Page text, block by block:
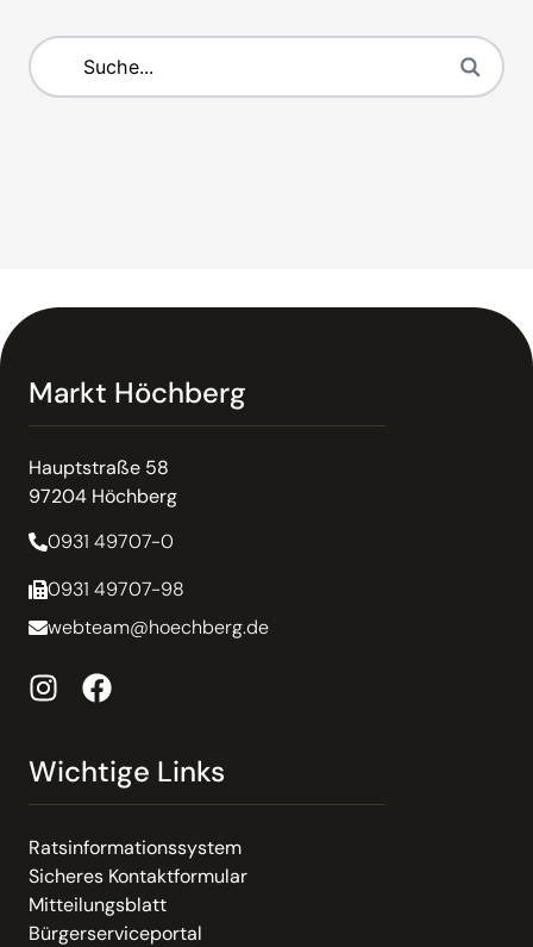
Markt Höchberg
Hauptstraße 58
97204 Höchberg
0931 49707-0
0931 49707-98
webteam@hoechberg.de
Wichtige Links
Ratsinformationssystem
Sicheres Kontaktformular
Mitteilungsblatt
Bürgerserviceportal